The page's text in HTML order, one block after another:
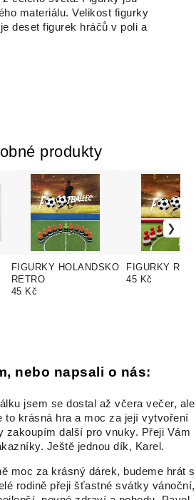
materiálu. Velikost figurky
deset figurek hráčů v poli a
produkty
FIGURKY HOLANDSKO
RETRO
45 Kč
FIGURKY
45 Kč
nebo napsali o nás:
jsem se dostal až včera večer, ale
to krásná hra a moc za její vytvoření
zakoupím další pro vnuky. Přeji Vám
Ještě jednou dík, Karel.
moc za krásný dárek, budeme hrát s
rodině přeji šťastné svátky vánoční,